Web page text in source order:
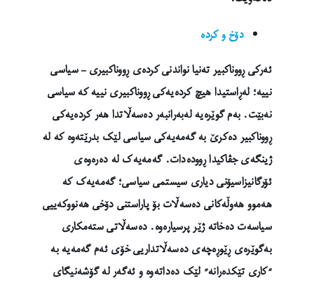
دۆخ و کردە
ئەرکی ڕووناکبیر تەنیا نواندنی کردەی ڕووناکبیری – سیاسی
نییە؛ لەڕاستیدا هیچ کردەیەکی ڕووناکبیری نییە کە سیاسی
نەبێت. بەم گوێرەیە لەبەرانبەر دەسەڵاتدا هەر کردەیەکی
ڕووناکبیر دەکرێ بە گەمەیەکی سیاسی لێک بدرێتەوە کە لە
ژینگەی جڤاکیدا ڕوودەدات. گەمەیەک لە دەرەوەی
ئۆرگانیزاسیۆنی دیاری سیستمی سیاسی؛ گەمەیەک کە
هەموو هەوڵەکانی دەسەڵات بۆ پاراستنی دۆخی هەنووکەییی
سیاسەت دەخاتە ژێر پرسیارەوە. دەسەڵاتی ستەمکاری
بەگوێرەی ڕێوڕەچەی دەسەڵاتداریی خۆی ئەم گەمەیە بە
“کاری تێکدەرانە” لێک دەداتەوە و ئەگەر لە گۆشەنیگای